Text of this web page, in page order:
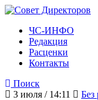
ЧС-ИНФО
Редакция
Расценки
Контакты
Поиск
3 июля / 14:11
Без